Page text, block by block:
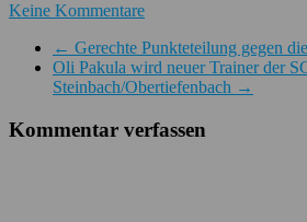
Keine Kommentare
← Gerechte Punkteteilung gegen
Oli Pakula wird neuer Trainer der
Steinbach/Obertiefenbach →
Kommentar verfassen